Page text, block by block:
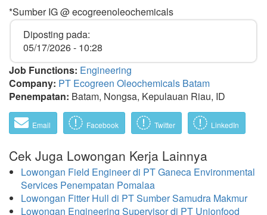
*Sumber IG @ ecogreenoleochemicals
Diposting pada:
05/17/2026 - 10:28
Job Functions: Engineering
Company: PT Ecogreen Oleochemicals Batam
Penempatan: Batam, Nongsa, Kepulauan Riau, ID
Email Facebook Twitter LinkedIn
Cek Juga Lowongan Kerja Lainnya
Lowongan Field Engineer di PT Ganeca Environmental
Services Penempatan Pomalaa
Lowongan Fitter Hull di PT Sumber Samudra Makmur
Lowongan Engineering Supervisor di PT Unionfood